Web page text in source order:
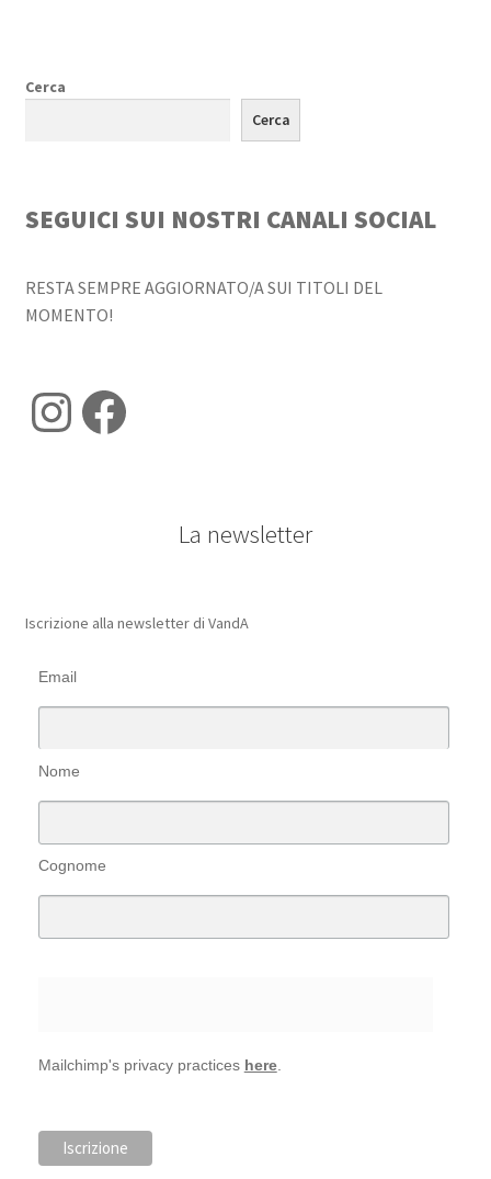
Cerca
Cerca
SEGUICI SUI NOSTRI CANALI SOCIAL
RESTA SEMPRE AGGIORNATO/A SUI TITOLI DEL
MOMENTO!
Instagram
Facebook
La newsletter
Iscrizione alla newsletter di VandA
Email
Nome
Cognome
Mailchimp's privacy practices here.